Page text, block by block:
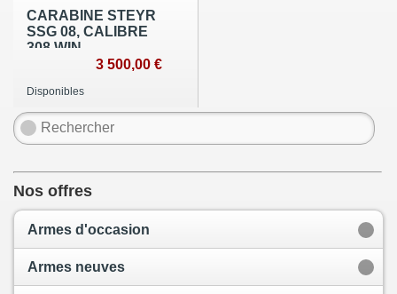
CARABINE STEYR
SSG 08, CALIBRE
308 WIN.
3 500,00 €
Disponibles
Nos offres
Armes d'occasion
Armes neuves